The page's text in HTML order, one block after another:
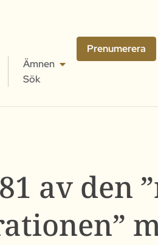
Ämnen
Sök
Prenumerera
av den